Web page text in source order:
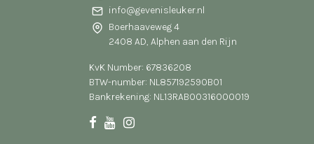
info@gevenisleuker.nl
Boerhaaveweg 4
2408 AD, Alphen aan den Rijn
KvK Number: 67836208
BTW-number: NL857192590B01
Bankrekening: NL13RABO0316000019